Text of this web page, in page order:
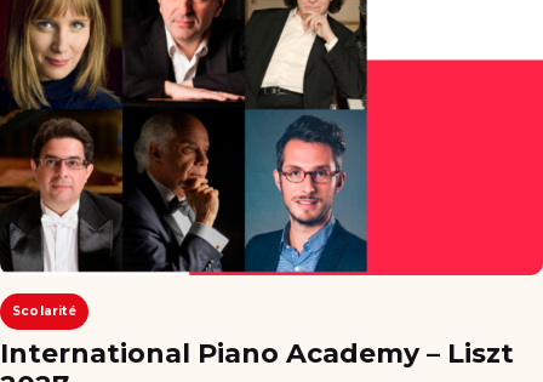
Scolarité
International Piano Academy – Liszt